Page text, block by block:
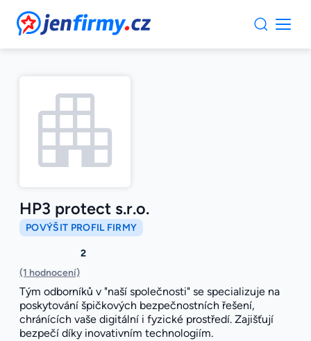
JenFirmy.cz
HP3 protect s.r.o.
POVÝŠIT PROFIL FIRMY
2
(1 hodnocení)
Tým odborníků v "naší společnosti" se specializuje na
poskytování špičkových bezpečnostních řešení,
chránících vaše digitální i fyzické prostředí. Zajišťují
bezpečí díky inovativním technologiím.